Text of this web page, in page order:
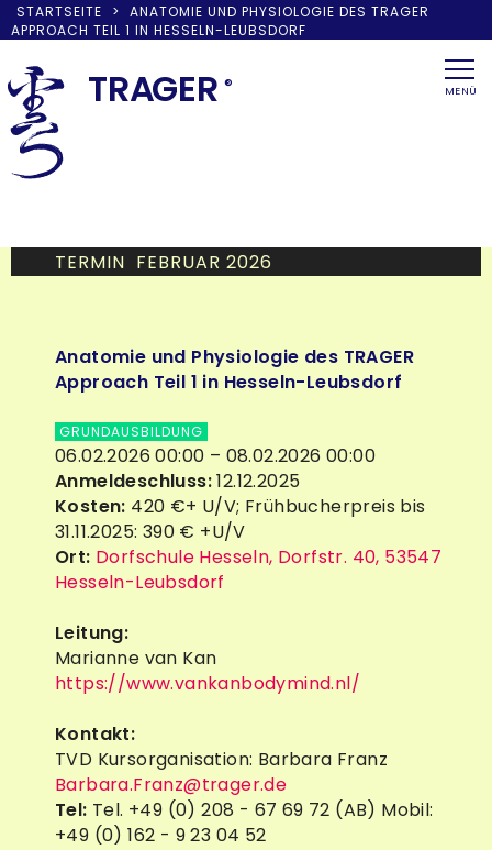
STARTSEITE >
ANATOMIE UND PHYSIOLOGIE DES TRAGER
APPROACH TEIL 1 IN HESSELN-LEUBSDORF
to
content
TRAGER ® MENÜ
TERMIN FEBRUAR 2026
Anatomie und Physiologie des TRAGER
Approach Teil 1 in Hesseln-Leubsdorf
GRUNDAUSBILDUNG
06.02.2026 00:00 – 08.02.2026 00:00
Anmeldeschluss:12.12.2025
Kosten: 420 €+ U/V; Frühbucherpreis bis
31.11.2025: 390 € +U/V
Ort: Dorfschule Hesseln, Dorfstr. 40, 53547
Hesseln-Leubsdorf
Leitung:
Marianne van Kan
https://www.vankanbodymind.nl/
Kontakt:
TVD Kursorganisation: Barbara Franz
Barbara.Franz@trager.de
Tel: Tel. +49 (0) 208 - 67 69 72 (AB) Mobil:
+49 (0) 162 - 9 23 04 52